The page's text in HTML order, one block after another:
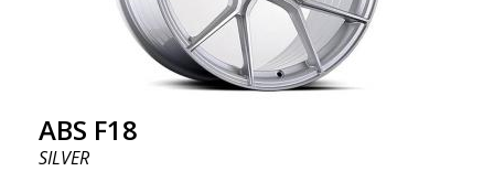
Olemme ylpeitä voidessamme tarjota ne
valikoimassamme!
ABS F18
SILVER